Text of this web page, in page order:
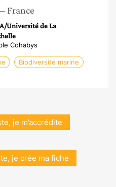
– France
Université de La
Cohabys
Biodiversité marine
je m’accrédite
je crée ma fiche